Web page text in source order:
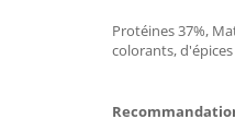
Protéines 37%,
colorants,